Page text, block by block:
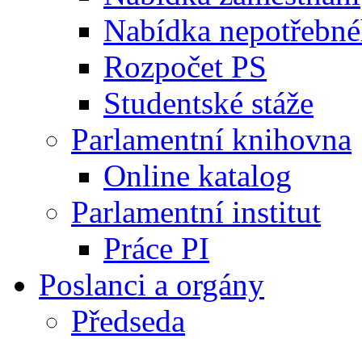
Nabídka
Rozpočet PS
Studentské stáže
Parlamentní knihovna
Online katalog
Parlamentní institut
Práce PI
Poslanci a orgány
Předseda